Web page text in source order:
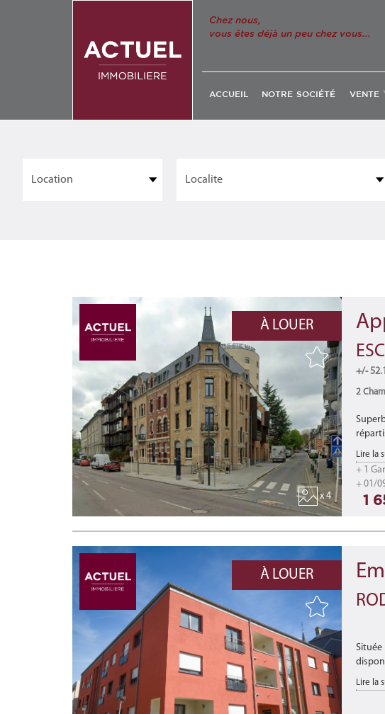
Chez nous,
vous êtes déjà un peu chez vous...
ACCUEIL NOTRE SOCIÉTÉ VENTE
À LOUER
x 4
+/-
2
Lire la
+ 1
+ 01/
1
À LOUER
Lire la